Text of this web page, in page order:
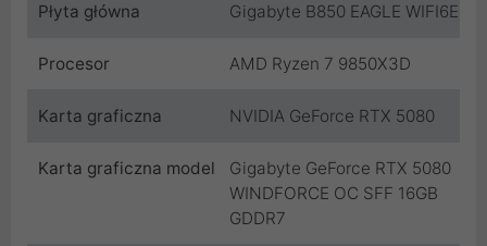
Płyta główna Gigabyte B850 EAGLE WIFI6E
Procesor AMD Ryzen 7 9850X3D
Karta graficzna NVIDIA GeForce RTX 5080
Karta graficzna model
Gigabyte GeForce RTX 5080
WINDFORCE OC SFF 16GB
GDDR7